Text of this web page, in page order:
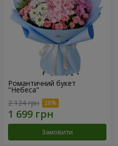
Романтичний букет
"Небеса"
2 124 грн
Замовити